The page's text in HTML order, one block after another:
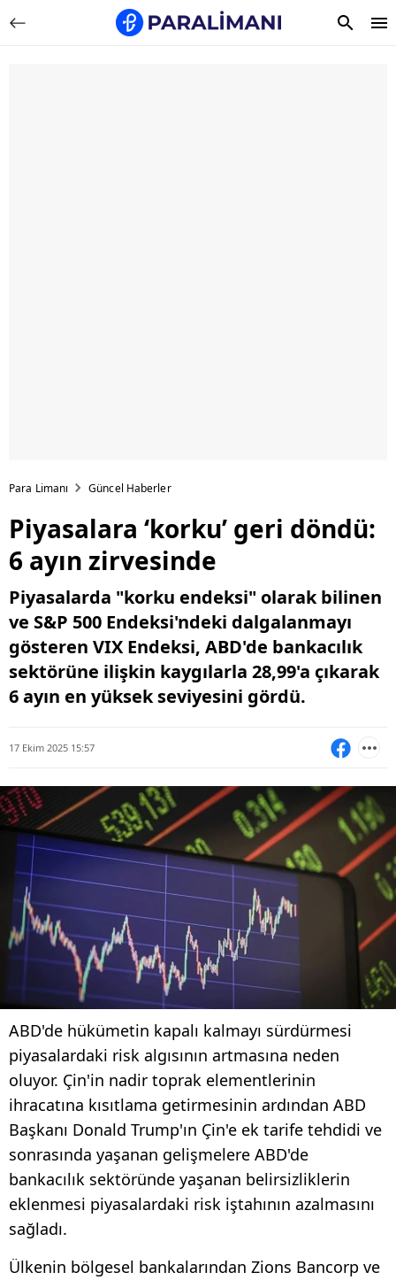
Para Limanı Güncel Haberler
Piyasalara ‘korku’ geri döndü:
6 ayın zirvesinde
Piyasalarda "korku endeksi" olarak bilinen
ve S&P 500 Endeksi'ndeki dalgalanmayı
gösteren VIX Endeksi, ABD'de bankacılık
sektörüne ilişkin kaygılarla 28,99'a çıkarak
6 ayın en yüksek seviyesini gördü.
17 Ekim 2025 15:57
ABD'de hükümetin kapalı kalmayı sürdürmesi
piyasalardaki risk algısının artmasına neden
oluyor. Çin'in nadir toprak elementlerinin
ihracatına kısıtlama getirmesinin ardından ABD
Başkanı Donald Trump'ın Çin'e ek tarife tehdidi ve
sonrasında yaşanan gelişmelere ABD'de
bankacılık sektöründe yaşanan belirsizliklerin
eklenmesi piyasalardaki risk iştahının azalmasını
sağladı.
Ülkenin bölgesel bankalarından Zions Bancorp ve